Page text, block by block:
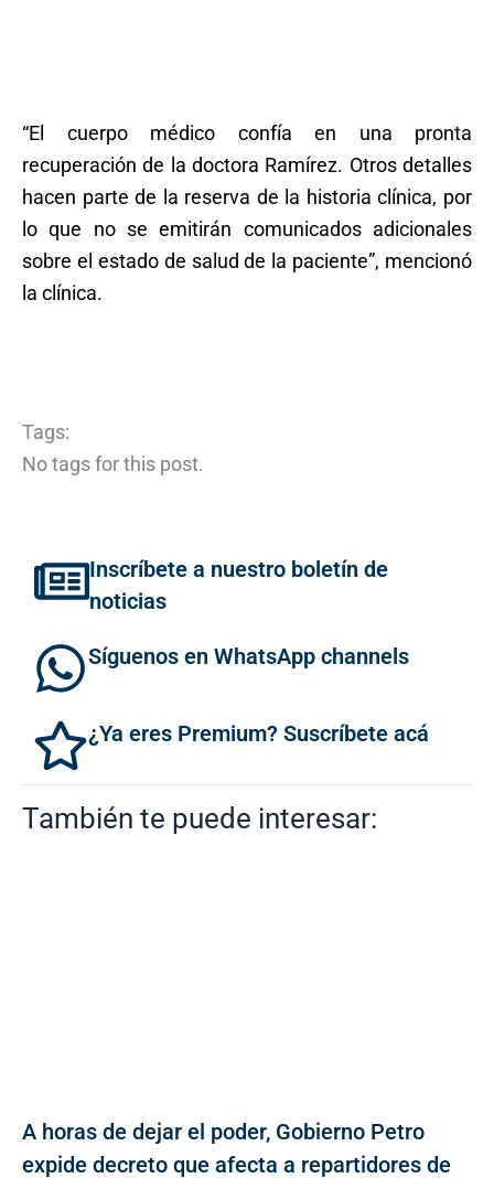
“El cuerpo médico confía en una pronta
recuperación de la doctora Ramírez. Otros detalles
hacen parte de la reserva de la historia clínica, por
lo que no se emitirán comunicados adicionales
sobre el estado de salud de la paciente”, mencionó
la clínica.
Tags:
No tags for this post.
Inscríbete a nuestro boletín de
noticias
Síguenos en WhatsApp channels
¿Ya eres Premium? Suscríbete acá
También te puede interesar:
A horas de dejar el poder, Gobierno Petro
expide decreto que afecta a repartidores de